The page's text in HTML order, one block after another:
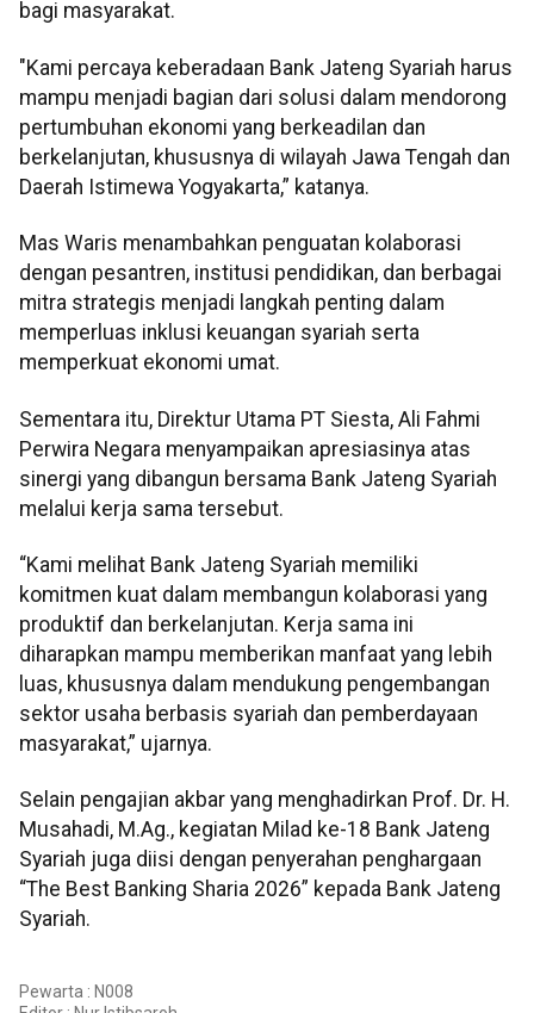
bagi masyarakat.
"Kami percaya keberadaan Bank Jateng Syariah harus
mampu menjadi bagian dari solusi dalam mendorong
pertumbuhan ekonomi yang berkeadilan dan
berkelanjutan, khususnya di wilayah Jawa Tengah dan
Daerah Istimewa Yogyakarta,” katanya.
Mas Waris menambahkan penguatan kolaborasi
dengan pesantren, institusi pendidikan, dan berbagai
mitra strategis menjadi langkah penting dalam
memperluas inklusi keuangan syariah serta
memperkuat ekonomi umat.
Sementara itu, Direktur Utama PT Siesta, Ali Fahmi
Perwira Negara menyampaikan apresiasinya atas
sinergi yang dibangun bersama Bank Jateng Syariah
melalui kerja sama tersebut.
“Kami melihat Bank Jateng Syariah memiliki
komitmen kuat dalam membangun kolaborasi yang
produktif dan berkelanjutan. Kerja sama ini
diharapkan mampu memberikan manfaat yang lebih
luas, khususnya dalam mendukung pengembangan
sektor usaha berbasis syariah dan pemberdayaan
masyarakat,” ujarnya.
Selain pengajian akbar yang menghadirkan Prof. Dr. H.
Musahadi, M.Ag., kegiatan Milad ke-18 Bank Jateng
Syariah juga diisi dengan penyerahan penghargaan
“The Best Banking Sharia 2026” kepada Bank Jateng
Syariah.
Pewarta : N008